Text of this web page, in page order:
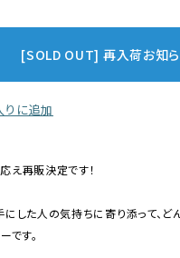
[SOLD OUT] 再入荷お知
りに追加
え再販決定です！
にした人の気持ちに寄り添って、
です。